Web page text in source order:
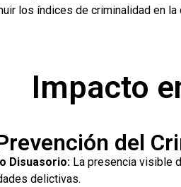
los índices de criminalidad en la
Impacto
del
Disuasorio: La presencia visible
delictivas.